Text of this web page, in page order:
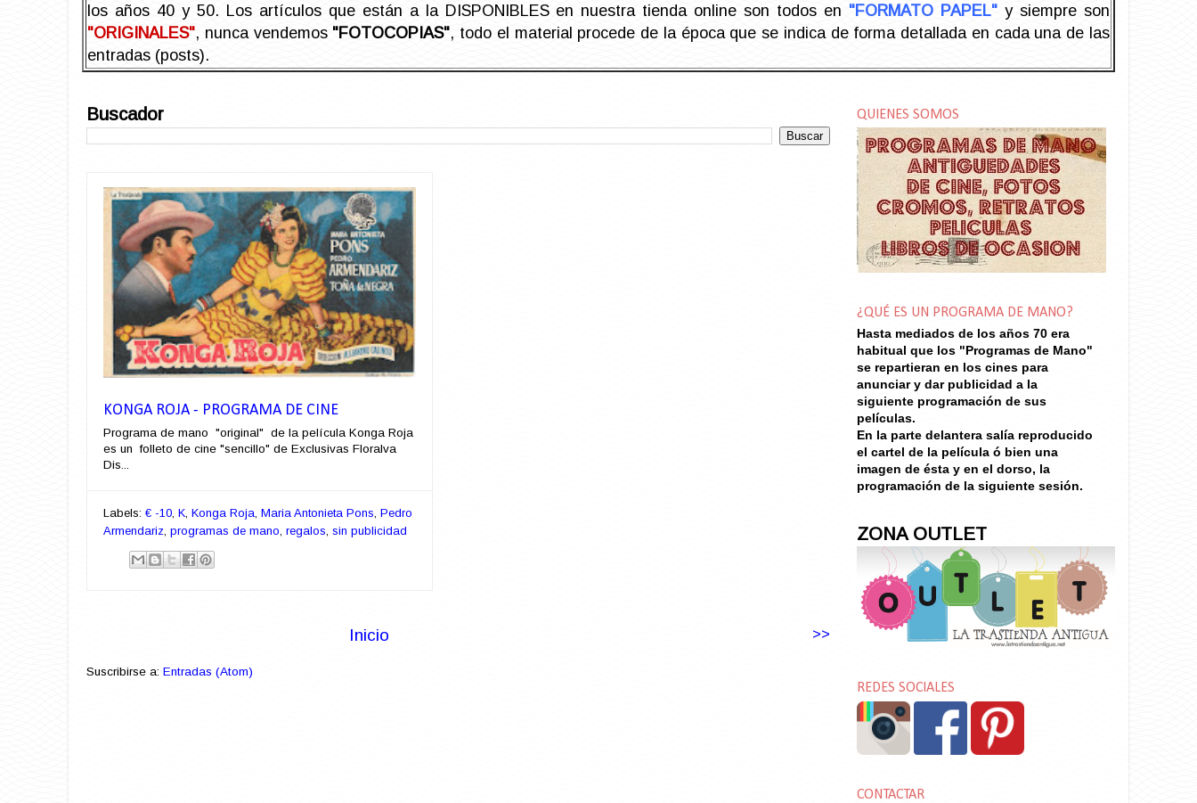
los años 40 y 50. Los artículos que están a la DISPONIBLES en nuestra tienda online son todos en "FORMATO PAPEL" y siempre son
"ORIGINALES", nunca vendemos "FOTOCOPIAS", todo el material procede de la época que se indica de forma detallada en cada una de las
entradas (posts).
Buscador
KONGA ROJA - PROGRAMA DE CINE
Programa de mano "original" de la película Konga Roja
es un folleto de cine "sencillo" de Exclusivas Floralva
Dis...
Labels: € -10, K, Konga Roja, Maria Antonieta Pons, Pedro
Armendariz, programas de mano, regalos, sin publicidad
>>
Inicio
Suscribirse a: Entradas (Atom)
QUIENES SOMOS
¿QUÉ ES UN PROGRAMA DE MANO?
Hasta mediados de los años 70 era
habitual que los "Programas de Mano"
se repartieran en los cines para
anunciar y dar publicidad a la
siguiente programación de sus
películas.
En la parte delantera salía reproducido
el cartel de la película ó bien una
imagen de ésta y en el dorso, la
programación de la siguiente sesión.
ZONA OUTLET
REDES SOCIALES
CONTACTAR